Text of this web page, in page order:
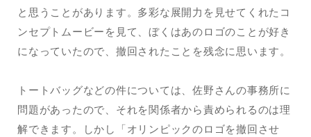
と思うことがあります。多彩な展開力を見せてくれたコ
ンセプトムービーを見て、ぼくはあのロゴのことが好き
になっていたので、撤回されたことを残念に思います。
トートバッグなどの件については、佐野さんの事務所に
問題があったので、それを関係者から責められるのは理
解できます。しかし「オリンピックのロゴを撤回させ